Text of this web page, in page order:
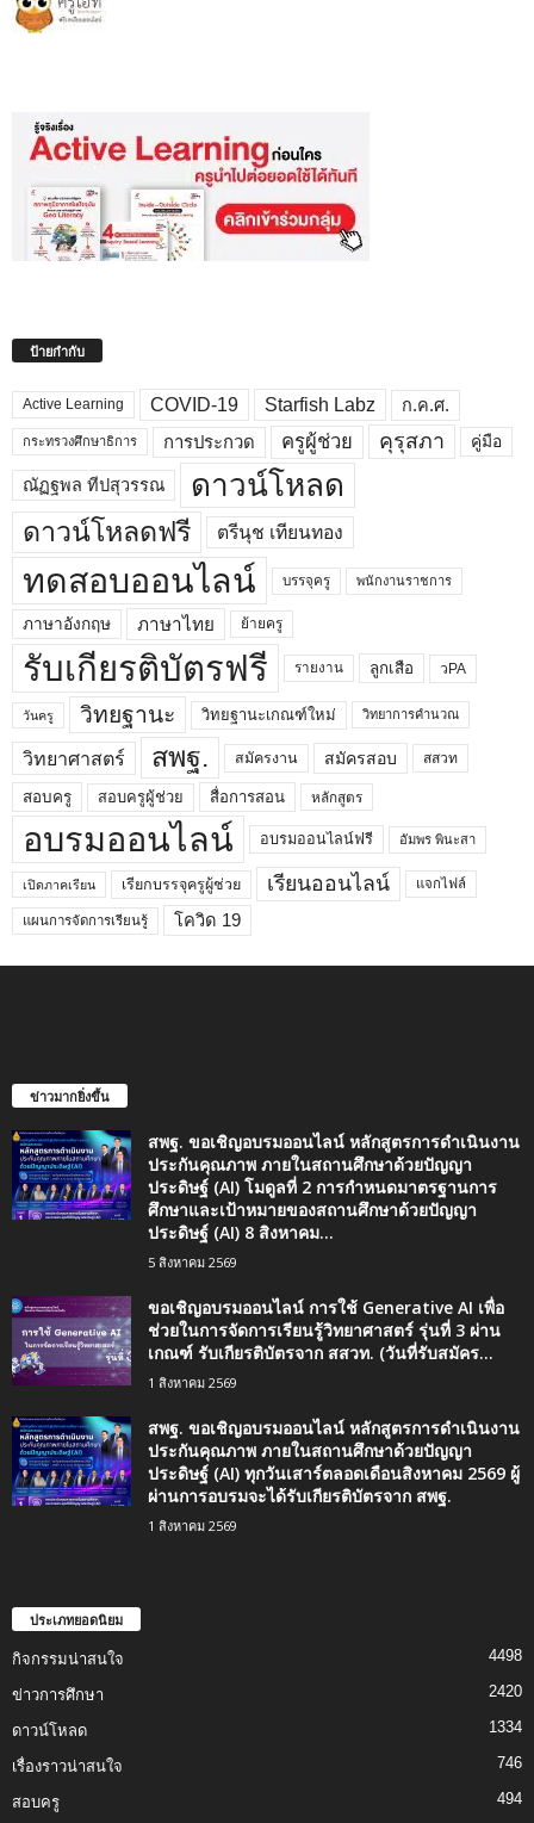
ป้ายกำกับ
Active Learning COVID-19 Starfish Labz ก.ค.ศ.
กระทรวงศึกษาธิการ การประกวด ครูผู้ช่วย คุรุสภา คู่มือ
ณัฏฐพล ทีปสุวรรณ ดาวน์โหลด
ดาวน์โหลดฟรี ตรีนุช เทียนทอง
ทดสอบออนไลน์ บรรจุครู พนักงานราชการ
ภาษาอังกฤษ ภาษาไทย ย้ายครู
รับเกียรติบัตรฟรี รายงาน ลูกเสือ วPA
วันครู วิทยฐานะ วิทยฐานะเกณฑ์ใหม่ วิทยาการคำนวณ
วิทยาศาสตร์ สพฐ. สมัครงาน สมัครสอบ สสวท
สอบครู สอบครูผู้ช่วย สื่อการสอน หลักสูตร
อบรมออนไลน์ อบรมออนไลน์ฟรี อัมพร พินะสา
เปิดภาคเรียน เรียกบรรจุครูผู้ช่วย เรียนออนไลน์ แจกไฟล์
แผนการจัดการเรียนรู้ โควิด 19
ข่าวมากยิ่งขึ้น
สพฐ. ขอเชิญอบรมออนไลน์ หลักสูตรการดำเนินงาน
ประกันคุณภาพ ภายในสถานศึกษาด้วยปัญญา
ประดิษฐ์ (AI) โมดูลที่ 2 การกำหนดมาตรฐานการ
ศึกษาและเป้าหมายของสถานศึกษาด้วยปัญญา
ประดิษฐ์ (AI) 8 สิงหาคม...
5 สิงหาคม 2569
ขอเชิญอบรมออนไลน์ การใช้ Generative AI เพื่อ
ช่วยในการจัดการเรียนรู้วิทยาศาสตร์ รุ่นที่ 3 ผ่าน
เกณฑ์ รับเกียรติบัตรจาก สสวท. (วันที่รับสมัคร...
1 สิงหาคม 2569
สพฐ. ขอเชิญอบรมออนไลน์ หลักสูตรการดำเนินงาน
ประกันคุณภาพ ภายในสถานศึกษาด้วยปัญญา
ประดิษฐ์ (AI) ทุกวันเสาร์ตลอดเดือนสิงหาคม 2569 ผู้
ผ่านการอบรมจะได้รับเกียรติบัตรจาก สพฐ.
1 สิงหาคม 2569
ประเภทยอดนิยม
กิจกรรมน่าสนใจ 4498
ข่าวการศึกษา 2420
ดาวน์โหลด 1334
เรื่องราวน่าสนใจ 746
สอบครู 494